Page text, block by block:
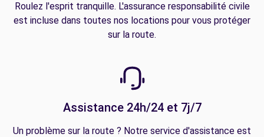
Roulez l'esprit tranquille. L'assurance responsabilité civile
est incluse dans toutes nos locations pour vous protéger
sur la route.
Assistance 24h/24 et 7j/7
Un problème sur la route ? Notre service d'assistance est